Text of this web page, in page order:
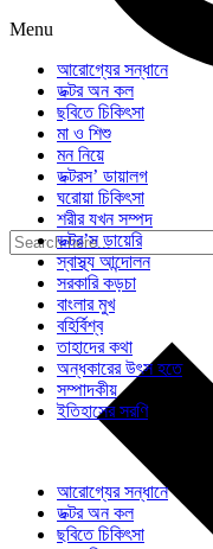
Menu
আরোগ্যের সন্ধানে
ডক্টর অন কল
ছবিতে চিকিৎসা
মা ও শিশু
মন নিয়ে
ডক্টরস’ ডায়ালগ
ঘরোয়া চিকিৎসা
শরীর যখন সম্পদ
ডক্টর’স ডায়েরি
স্বাস্থ্য আন্দোলন
সরকারি কড়চা
বাংলার মুখ
বহির্বিশ্ব
তাহাদের কথা
অন্ধকারের উৎস হতে
সম্পাদকীয়
ইতিহাসের সরণি
আরোগ্যের সন্ধানে
ডক্টর অন কল
ছবিতে চিকিৎসা